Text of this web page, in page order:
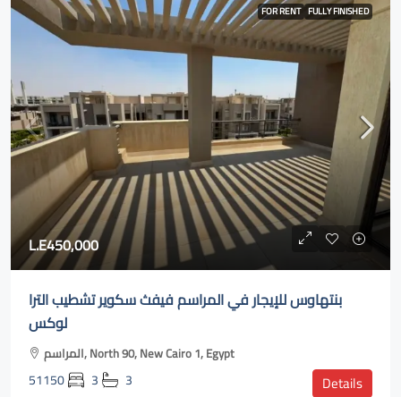
FOR RENT FULLY FINISHED
L.E450,000
بنتهاوس للإيجار في المراسم فيفث سكوير تشطيب الترا
لوكس
المراسم, North 90, New Cairo 1, Egypt
51150 3 3 Details